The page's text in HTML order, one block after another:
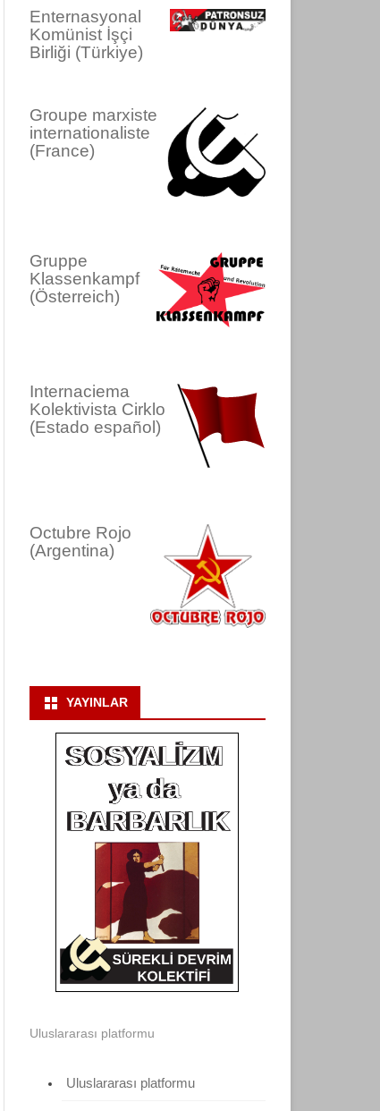
Enternasyonal
Komünist İşçi
Birliği (Türkiye)
Groupe marxiste
internationaliste
(France)
Gruppe
Klassenkampf
(Österreich)
Internaciema
Kolektivista Cirklo
(Estado español)
Octubre Rojo
(Argentina)
YAYINLAR
Uluslararası platformu
Uluslararası platformu